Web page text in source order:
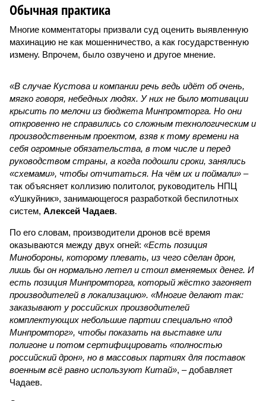
Обычная практика
Многие комментаторы призвали суд оценить выявленную
махинацию не как мошенничество, а как государственную
измену. Впрочем, было озвучено и другое мнение.
«В случае Кустова и компании речь ведь идёт об очень,
мягко говоря, небедных людях. У них не было мотивации
крысить по мелочи из бюджета Минпромторга. Но они
откровенно не справились со сложным технологическим и
производственным проектом, взяв к тому времени на
себя огромные обязательства, в том числе и перед
руководством страны, а когда подошли сроки, занялись
«схемами», чтобы отчитаться. На чём их и поймали» –
так объясняет коллизию политолог, руководитель НПЦ
«Ушкуйник», занимающегося разработкой беспилотных
систем, Алексей Чадаев.
По его словам, производители дронов всё время
оказываются между двух огней: «Есть позиция
Минобороны, которому плевать, из чего сделан дрон,
лишь бы он нормально летел и стоил вменяемых денег. И
есть позиция Минпромторга, который жёстко загоняет
производителей в локализацию». «Многие делают так:
заказывают у российских производителей
комплектующих небольшие партии специально «под
Минпромторг», чтобы показать на выставке или
полигоне и потом сертифицировать «полностью
российский дрон», но в массовых партиях для поставок
военным всё равно используют Китай», – добавляет
Чадаев.